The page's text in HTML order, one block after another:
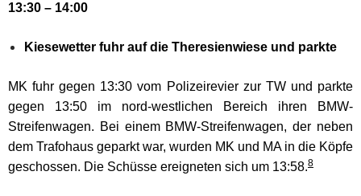
13:30 – 14:00
Kiesewetter fuhr auf die Theresienwiese und parkte
MK fuhr gegen 13:30 vom Polizeirevier zur TW und parkte
gegen 13:50 im nord-westlichen Bereich ihren BMW-
Streifenwagen. Bei einem BMW-Streifenwagen, der neben
dem Trafohaus geparkt war, wurden MK und MA in die Köpfe
geschossen. Die Schüsse ereigneten sich um 13:58.8